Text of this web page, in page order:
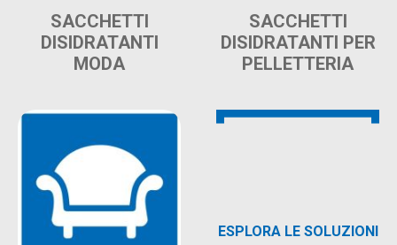
SACCHETTI
DISIDRATANTI
MODA
SACCHETTI
DISIDRATANTI PER
PELLETTERIA
ESPLORA LE SOLUZIONI